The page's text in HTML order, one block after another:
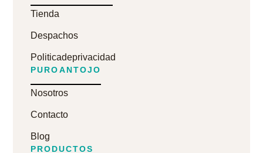
Tienda
Despachos
Politica de privacidad
PURO ANTOJO
Nosotros
Contacto
Blog
PRODUCTOS